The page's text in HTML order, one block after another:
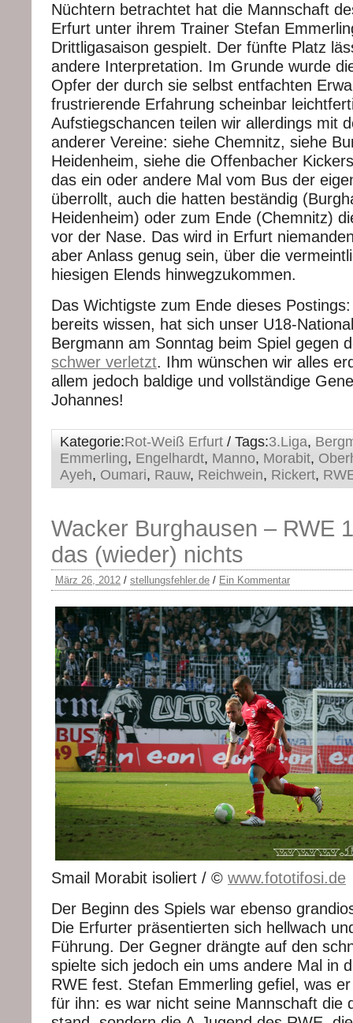
Nüchtern betrachtet hat die Mannschaft
Erfurt unter ihrem Trainer Stefan
Drittligasaison gespielt. Der fünfte Platz
andere Interpretation. Im Grunde wurde
Opfer der durch sie selbst entfachten
frustrierende Erfahrung scheinbar
Aufstiegschancen teilen wir allerdings mit
anderer Vereine: siehe Chemnitz, siehe
Heidenheim, siehe die Offenbacher
das ein oder andere Mal vom Bus der
überrollt, auch die hatten beständig
Heidenheim) oder zum Ende (Chemnitz)
vor der Nase. Das wird in Erfurt
aber Anlass genug sein, über die
hiesigen Elends hinwegzukommen.
Das Wichtigste zum Ende dieses
bereits wissen, hat sich unser U18-
Bergmann am Sonntag beim Spiel gegen
schwer verletzt. Ihm wünschen wir alles
allem jedoch baldige und vollständige
Johannes!
Kategorie:Rot-Weiß Erfurt / Tags:3.Liga,
Emmerling, Engelhardt, Manno, Morabit,
Ayeh, Oumari, Rauw, Reichwein, Rickert,
Wacker Burghausen – RWE
das (wieder) nichts
März 26, 2012 / stellungsfehler.de / Ein Kommentar
Smail Morabit isoliert / © www.fototifosi.de
Der Beginn des Spiels war ebenso
Die Erfurter präsentierten sich hellwach
Führung. Der Gegner drängte auf den
spielte sich jedoch ein ums andere Mal in
RWE fest. Stefan Emmerling gefiel, was
für ihn: es war nicht seine Mannschaft die